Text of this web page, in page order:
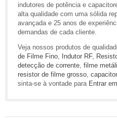
indutores de potência e
alta qualidade com uma sólida
avançada e 25 anos de
demandas de cada cliente.
Veja nossos produtos de
de Filme Fino
Indutor RF,
detecção de corrente filme
resistor de filme grosso
sinta-se à vontade para Entrar